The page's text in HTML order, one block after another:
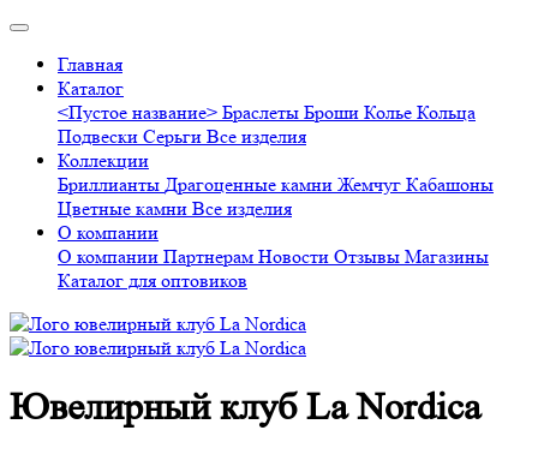
Главная
Каталог
<Пустое название> Браслеты Броши Колье Кольца
Подвески Серьги Все изделия
Коллекции
Бриллианты Драгоценные камни Жемчуг Кабашоны
Цветные камни Все изделия
О компании
О компании Партнерам Новости Отзывы Магазины
Каталог для оптовиков
Ювелирный клуб La Nordica